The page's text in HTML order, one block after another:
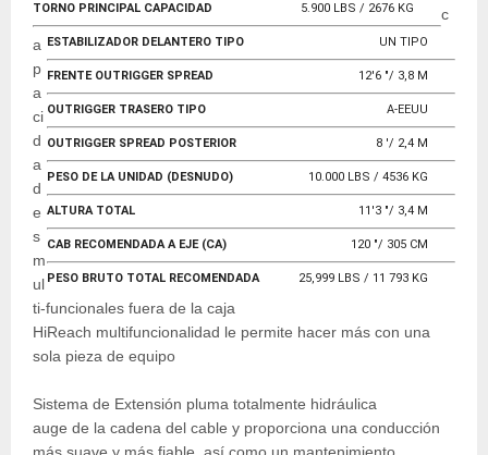
TORNO PRINCIPAL CAPACIDAD 5.900 LBS / 2676 KG
ESTABILIZADOR DELANTERO TIPO UN TIPO
FRENTE OUTRIGGER SPREAD 12'6 "/ 3,8 M
OUTRIGGER TRASERO TIPO A-EEUU
OUTRIGGER SPREAD POSTERIOR 8 '/ 2,4 M
PESO DE LA UNIDAD (DESNUDO) 10.000 LBS / 4536 KG
ALTURA TOTAL 11'3 "/ 3,4 M
CAB RECOMENDADA A EJE (CA) 120 "/ 305 CM
PESO BRUTO TOTAL RECOMENDADA 25,999 LBS / 11 793 KG
c
a
p
a
ci
d
a
d
e
s
m
ul
ti-funcionales fuera de la caja
HiReach multifuncionalidad le permite hacer más con una
sola pieza de equipo
Sistema de Extensión pluma totalmente hidráulica
auge de la cadena del cable y proporciona una conducción